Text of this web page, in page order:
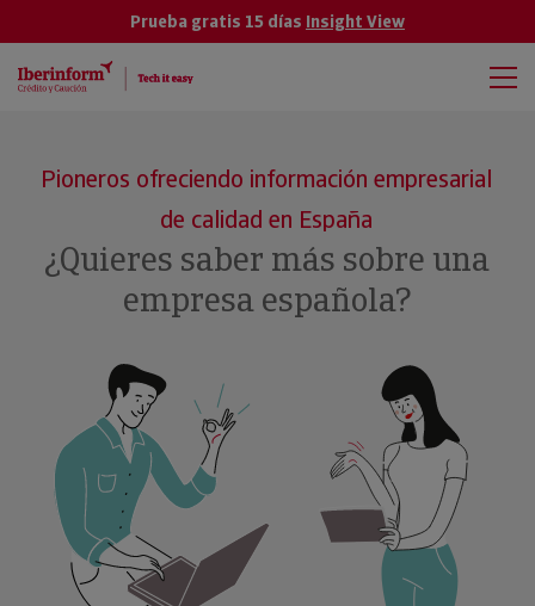
Prueba gratis 15 días Insight View
Pioneros ofreciendo información empresarial
de calidad en España
¿Quieres saber más sobre una
empresa española?